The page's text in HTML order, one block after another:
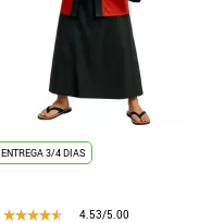
ENTREGA 3/4 DIAS
4.53/5.00